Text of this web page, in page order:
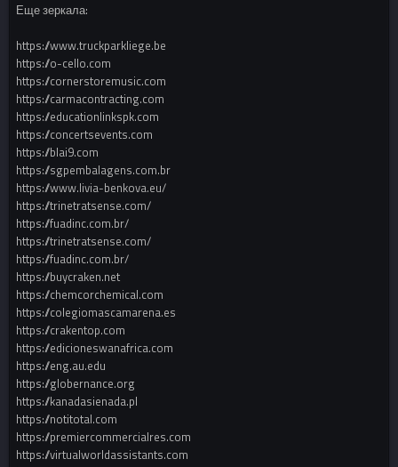
Еще зеркала:
https://www.truckparkliege.be
https://o-cello.com
https://cornerstoremusic.com
https://carmacontracting.com
https://educationlinkspk.com
https://concertsevents.com
https://blai9.com
https://sgpembalagens.com.br
https://www.livia-benkova.eu/
https://trinetratsense.com/
https://fuadinc.com.br/
https://trinetratsense.com/
https://fuadinc.com.br/
https://buycraken.net
https://chemcorchemical.com
https://colegiomascamarena.es
https://crakentop.com
https://edicioneswanafrica.com
https://eng.au.edu
https://globernance.org
https://kanadasienada.pl
https://notitotal.com
https://premiercommercialres.com
https://virtualworldassistants.com